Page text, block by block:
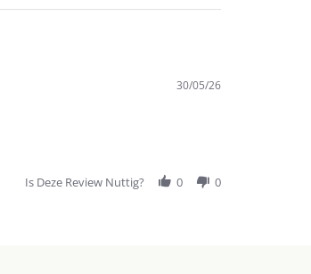
30/05/26
Is Deze Review Nuttig? 0 0